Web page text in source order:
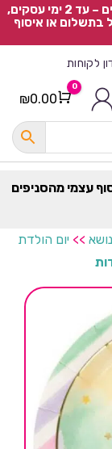
חדש! משלוח אקספרס בהתאם לרשימת היישובים – עד 2 ימי עסקים,
בתשלום או איסוף
לקוחות
Cart
0
₪0.00
או איסוף עצמי מהסניפים
>> יום הולדת